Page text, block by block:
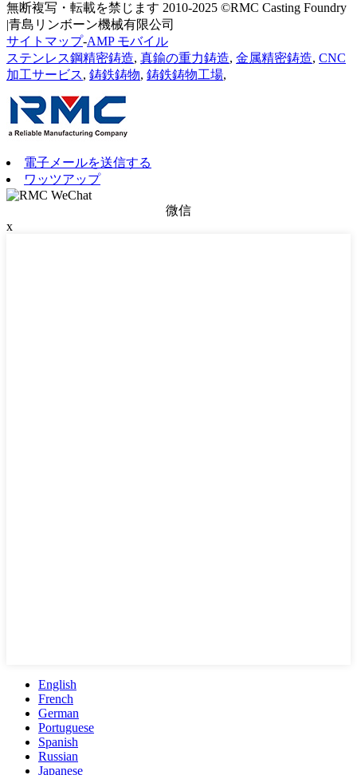
無断複写・転載を禁じます 2010-2025 ©RMC Casting Foundry
|青島リンボーン機械有限公司
サイトマップ-AMP モバイル
ステンレス鋼精密鋳造, 真鍮の重力鋳造, 金属精密鋳造, CNC
加工サービス, 鋳鉄鋳物, 鋳鉄鋳物工場,
電子メールを送信する
ワッツアップ
微信
x
English
French
German
Portuguese
Spanish
Russian
Japanese